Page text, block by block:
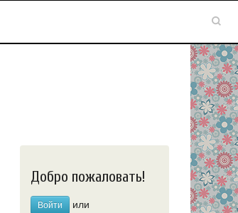
Добро пожаловать!
Войти
или